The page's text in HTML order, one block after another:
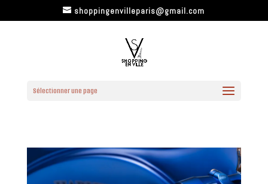
shoppingenvilleparis@gmail.com
Sélectionner une page